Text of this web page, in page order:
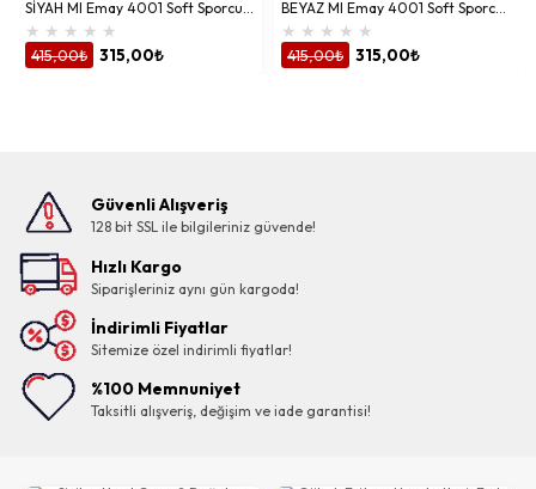
SİYAH MI Emay 4001 Soft Sporcu Büstiyer
★ ★ ★ ★ ★
315,00₺
415,00₺
BEYAZ MI Emay 4001 Soft Sporcu Büstiyer
★ ★ ★ ★ ★
315,00₺
415,00₺
Güvenli Alışveriş
128 bit SSL ile bilgileriniz güvende!
Hızlı Kargo
Siparişleriniz aynı gün kargoda!
İndirimli Fiyatlar
Sitemize özel indirimli fiyatlar!
%100 Memnuniyet
Taksitli alışveriş, değişim ve iade garantisi!